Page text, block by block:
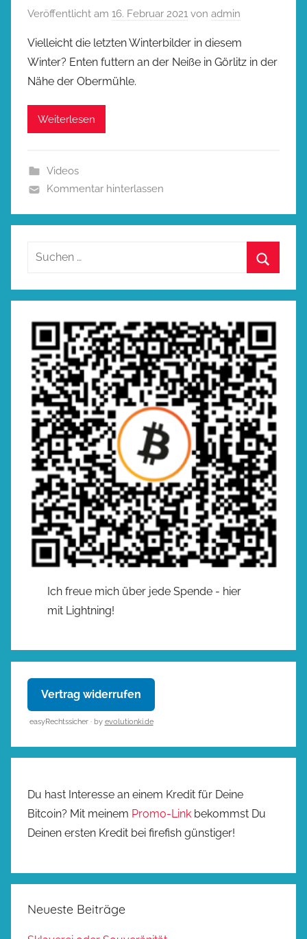
Veröffentlicht am 16. Februar 2021 von admin
Vielleicht die letzten Winterbilder in diesem
Winter? Enten futtern an der Neiße in Görlitz in der
Nähe der Obermühle.
Weiterlesen
Videos
Kommentar hinterlassen
Suchen
Ich freue mich über jede Spende - hier
mit Lightning!
Vertrag widerrufen
easyRechtssicher · by evolutionki.de
Du hast Interesse an einem Kredit für Deine
Bitcoin? Mit meinem Promo-Link bekommst Du
Deinen ersten Kredit bei firefish günstiger!
Neueste Beiträge